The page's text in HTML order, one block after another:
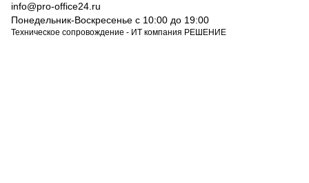
info@pro-office24.ru
Понедельник-Воскресенье с 10:00 до 19:00
Техническое сопровождение - ИТ компания РЕШЕНИЕ